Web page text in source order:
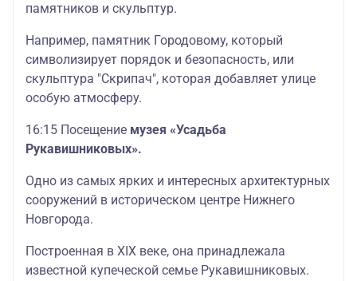
памятников и скульптур.
Например, памятник Городовому, который
символизирует порядок и безопасность, или
скульптура "Скрипач", которая добавляет улице
особую атмосферу.
16:15 Посещение музея «Усадьба
Рукавишниковых».
Одно из самых ярких и интересных архитектурных
сооружений в историческом центре Нижнего
Новгорода.
Построенная в XIX веке, она принадлежала
известной купеческой семье Рукавишниковых.